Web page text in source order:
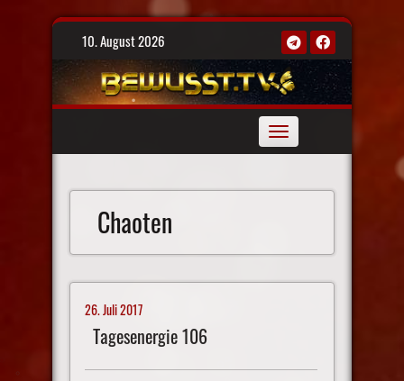
Skip
10. August 2026
Toggle
navigation
Chaoten
26. Juli 2017
Tagesenergie 106